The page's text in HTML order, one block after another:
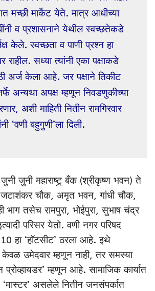
मच्छी मार्केट येते. मात्र आधीच्या
व प्रशासनाने येथील स्वच्छतेकडे
केले. स्वच्छता व पाणी प्रश्न हा
राहील. सध्या त्यांनी एका पक्षाकडे
अर्ज केला आहे. जर पक्षाने तिकीट
अन्यथा अपक्ष म्हणून निवडणुकीच्या
अशी माहिती नितीन रामगिरवार
‘वणी बहुगुणी’ला दिली.
जुनी महाराष्ट्र् बँक (श्रीकृष्ण भवन) ते
जटाशंकर चौक, अमृत भवन, गांधी चौक,
भाग तसेच रामपुरा, भोईपुरा, सुभाष चंद्र
परिसर येतो. वणी नगर परिषद
हा ‘हॉटसीट’ ठरला आहे. इथे
केवळ उमेदवार म्हणून नाही, तर समस्या
प्रोव्हायडर’ म्हणून आहे. सामाजिक कार्यात
असलेले नितीन जनसंपर्कात